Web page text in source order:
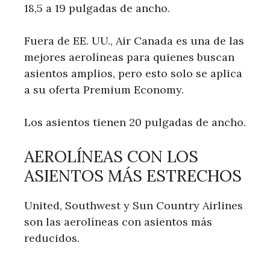
18,5 a 19 pulgadas de ancho.
Fuera de EE. UU., Air Canada es una de las
mejores aerolíneas para quienes buscan
asientos amplios, pero esto solo se aplica
a su oferta Premium Economy.
Los asientos tienen 20 pulgadas de ancho.
AEROLÍNEAS CON LOS
ASIENTOS MÁS ESTRECHOS
United, Southwest y Sun Country Airlines
son las aerolíneas con asientos más
reducidos.